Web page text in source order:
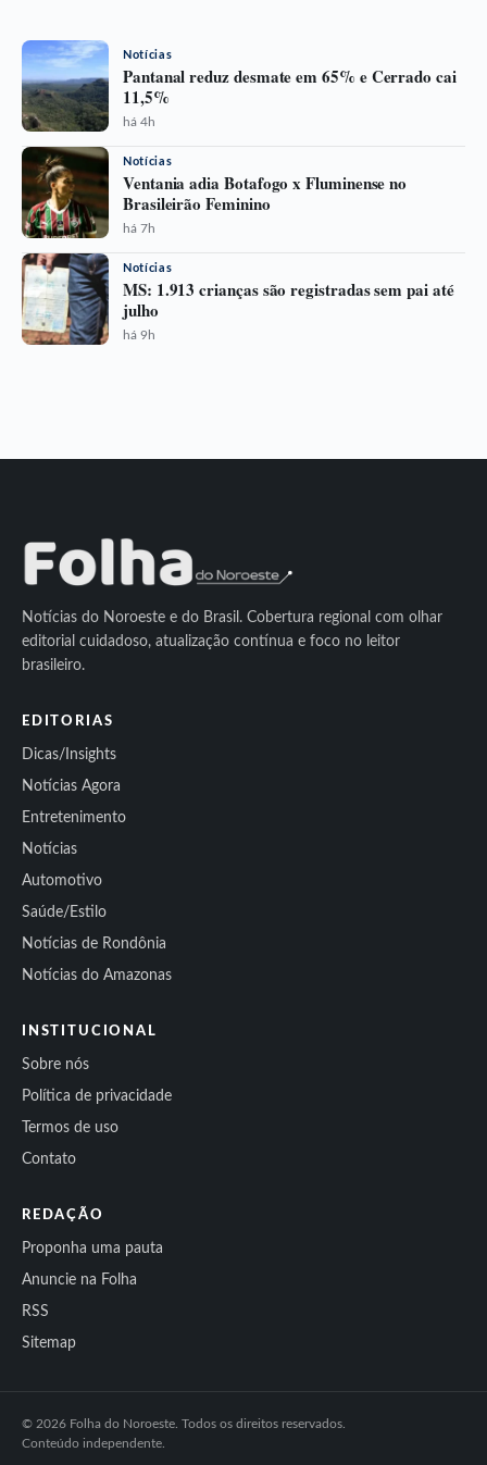
Notícias
Pantanal reduz desmate em 65% e Cerrado cai
11,5%
há 4h
Notícias
Ventania adia Botafogo x Fluminense no
Brasileirão Feminino
há 7h
Notícias
MS: 1.913 crianças são registradas sem pai até
julho
há 9h
Notícias do Noroeste e do Brasil. Cobertura regional com olhar
editorial cuidadoso, atualização contínua e foco no leitor
brasileiro.
EDITORIAS
Dicas/Insights
Notícias Agora
Entretenimento
Notícias
Automotivo
Saúde/Estilo
Notícias de Rondônia
Notícias do Amazonas
INSTITUCIONAL
Sobre nós
Política de privacidade
Termos de uso
Contato
REDAÇÃO
Proponha uma pauta
Anuncie na Folha
RSS
Sitemap
© 2026 Folha do Noroeste. Todos os direitos reservados.
Conteúdo independente.